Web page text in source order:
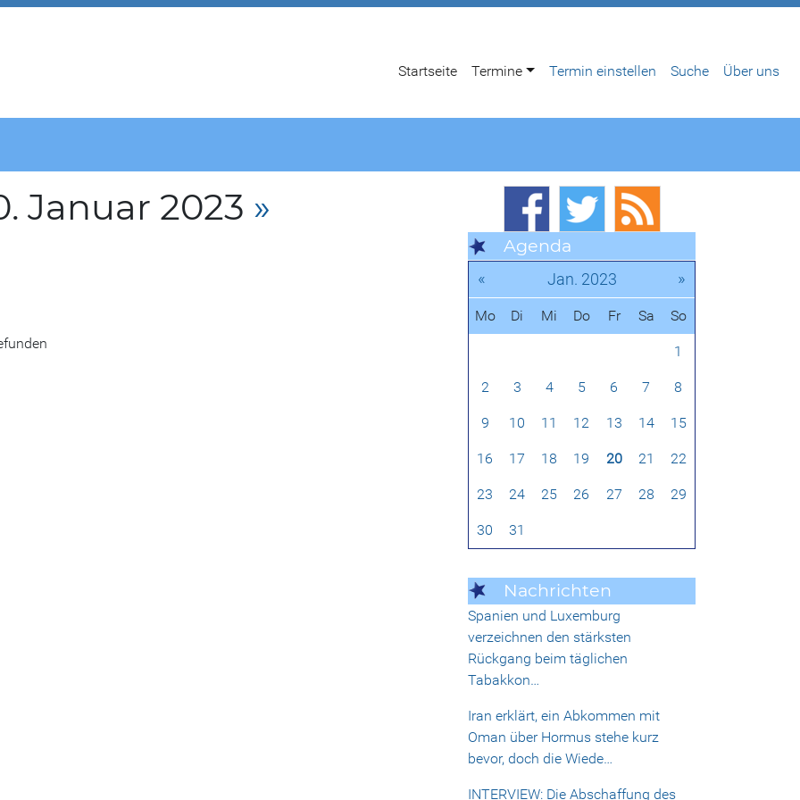
Startseite Termine Termin einstellen Suche Über uns
Januar 2023 »
Agenda
« Jan. 2023 »
Mo Di Mi Do Fr Sa So
1
2 3 4 5 6 7 8
9 10 11 12 13 14 15
16 17 18 19 20 21 22
23 24 25 26 27 28 29
30 31
Nachrichten
Spanien und Luxemburg
verzeichnen den stärksten
Rückgang beim täglichen
Tabakkon…
Iran erklärt, ein Abkommen mit
Oman über Hormus stehe kurz
bevor, doch die Wiede…
INTERVIEW: Die Abschaffung des